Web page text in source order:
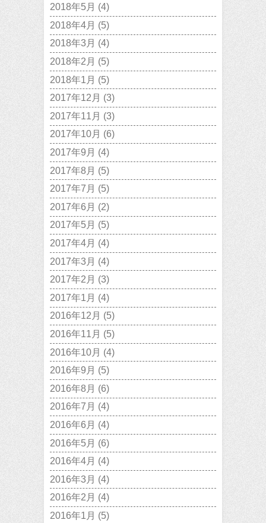
2018年5月 (4)
2018年4月 (5)
2018年3月 (4)
2018年2月 (5)
2018年1月 (5)
2017年12月 (3)
2017年11月 (3)
2017年10月 (6)
2017年9月 (4)
2017年8月 (5)
2017年7月 (5)
2017年6月 (2)
2017年5月 (5)
2017年4月 (4)
2017年3月 (4)
2017年2月 (3)
2017年1月 (4)
2016年12月 (5)
2016年11月 (5)
2016年10月 (4)
2016年9月 (5)
2016年8月 (6)
2016年7月 (4)
2016年6月 (4)
2016年5月 (6)
2016年4月 (4)
2016年3月 (4)
2016年2月 (4)
2016年1月 (5)